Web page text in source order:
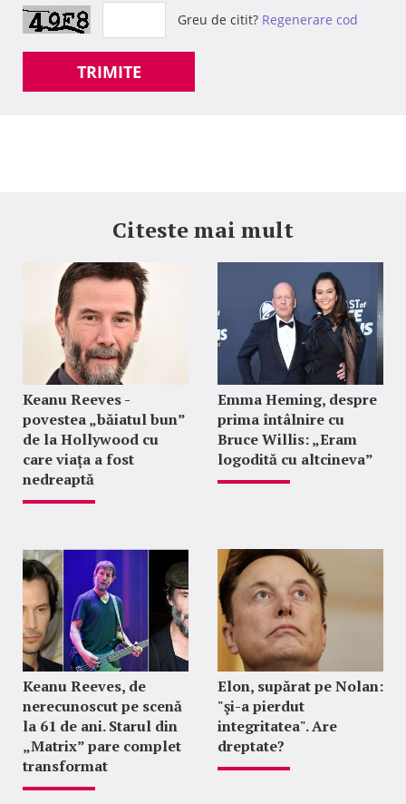
Greu de citit? Regenerare cod
TRIMITE
Citeste mai mult
Keanu Reeves -
povestea „băiatul bun”
de la Hollywood cu
care viața a fost
nedreaptă
Emma Heming, despre
prima întâlnire cu
Bruce Willis: „Eram
logodită cu altcineva”
Keanu Reeves, de
nerecunoscut pe scenă
la 61 de ani. Starul din
„Matrix” pare complet
transformat
Elon, supărat pe Nolan:
"şi-a pierdut
integritatea". Are
dreptate?